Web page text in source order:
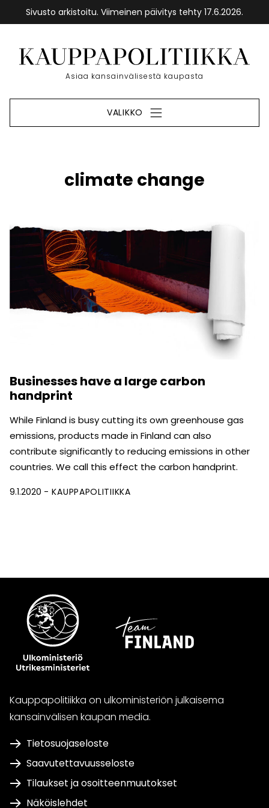
Sivusto arkistoitu. Viimeinen päivitys tehty 17.6.2026.
sisältöön
Etusivu
Asiaa kansainvälisestä kaupasta
VALIKKO
climate change
Businesses have a large carbon
handprint
While Finland is busy cutting its own greenhouse gas
emissions, products made in Finland can also
contribute significantly to reducing emissions in other
countries. We call this effect the carbon handprint.
9.1.2020 KAUPPAPOLITIIKKA
Kauppapolitiikka on ulkoministeriön julkaisema
kansainvälisen kaupan media.
Tietosuojaseloste
Saavutettavuusseloste
Tilaukset ja osoitteenmuutokset
Näköislehdet